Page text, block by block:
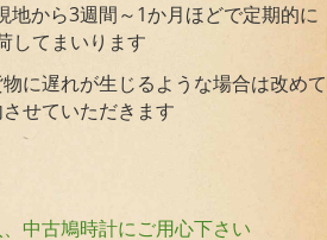
地から3週間～1か月ほどで定期的に
してまいります
に遅れが生じるような場合は改めて
せていただきます
中古鳩時計にご用心下さい